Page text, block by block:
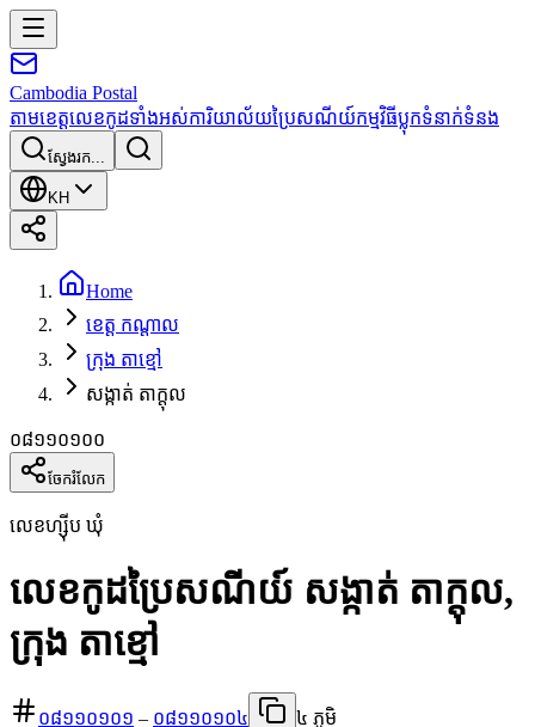
Cambodia Postal
តាមខេត្តលេខកូដទាំងអស់ការិយាល័យប្រៃសណីយ៍កម្មវិធីប្លុកទំនាក់ទំនង
ស្វែងរក...
KH
Home
ខេត្ត កណ្តាល
ក្រុង តាខ្មៅ
សង្កាត់ តាក្ដុល
០៨១១០១០០
ចែករំលែក
លេខហ្ស៊ីប ឃុំ
លេខកូដប្រៃសណីយ៍ សង្កាត់ តាក្ដុល,
ក្រុង តាខ្មៅ
០៨១១០១០១ – ០៨១១០១០៤ ៤ ភូមិ